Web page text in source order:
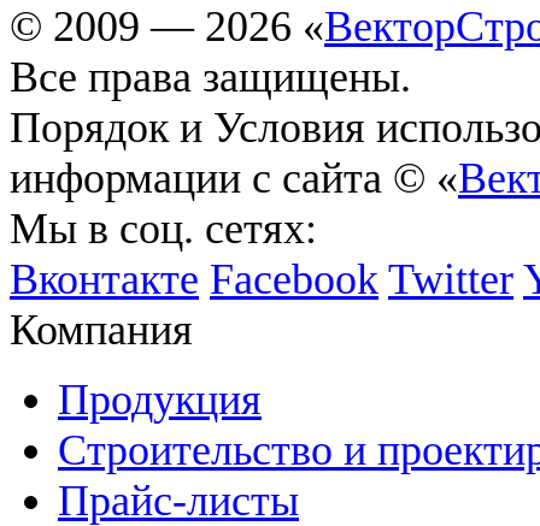
© 2009 — 2026 «
Все права защищены.
Порядок и Условия
информации с сайта © «
Мы в соц. сетях:
Вконтакте Facebook Twitter
Компания
Продукция
Строительство и
Прайс-листы